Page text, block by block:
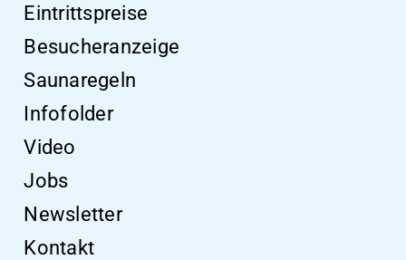
Eintrittspreise
Besucheranzeige
Saunaregeln
Infofolder
Video
Jobs
Newsletter
Kontakt